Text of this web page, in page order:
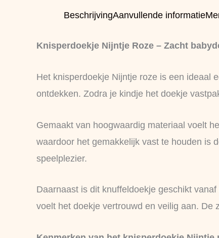
BeschrijvingAanvullende informatie
Knisperdoekje Nijntje Roze – Zacht
Het knisperdoekje Nijntje roze is een ideaal
ontdekken. Zodra je kindje het doekje
Gemaakt van hoogwaardig materiaal voelt
waardoor het gemakkelijk vast te houden is
speelplezier.
Daarnaast is dit knuffeldoekje geschikt
voelt het doekje vertrouwd en veilig aan. De